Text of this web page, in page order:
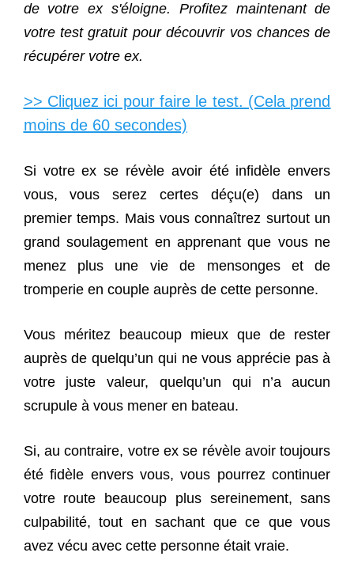
de votre ex s'éloigne. Profitez maintenant de
votre test gratuit pour découvrir vos chances de
récupérer votre ex.
>> Cliquez ici pour faire le test. (Cela prend
moins de 60 secondes)
Si votre ex se révèle avoir été infidèle envers
vous, vous serez certes déçu(e) dans un
premier temps. Mais vous connaîtrez surtout un
grand soulagement en apprenant que vous ne
menez plus une vie de mensonges et de
tromperie en coupleauprès de cette personne.
Vous méritez beaucoup mieux que de rester
auprès de quelqu’un qui ne vous apprécie pas à
votre juste valeur, quelqu’un qui n’a aucun
scrupule à vous mener en bateau.
Si, au contraire, votre ex se révèle avoir toujours
été fidèle envers vous, vous pourrez continuer
votre route beaucoup plus sereinement, sans
culpabilité, tout en sachant que ce que vous
avez vécu avec cette personne était vraie.